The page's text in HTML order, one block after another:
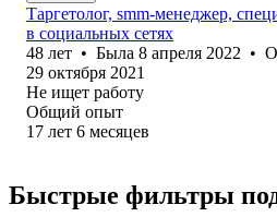
Таргетолог, smm-менеджер,
в социальных сетях
48 лет • Была 8 апреля 2022 •
29 октября 2021
Не ищет работу
Общий опыт
17 лет 6 месяцев
Быстрые фильтры